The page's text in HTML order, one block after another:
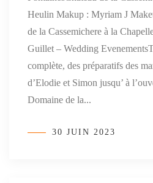
Heulin Makup : Myriam J
de la Cassemichere à la
Guillet – Wedding
complète, des préparatifs des
d’Elodie et Simon jusqu’ à
Domaine de la...
30 JUIN 2023